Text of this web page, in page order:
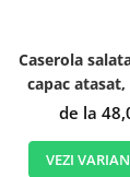
Caserola
capac
de la
VEZI